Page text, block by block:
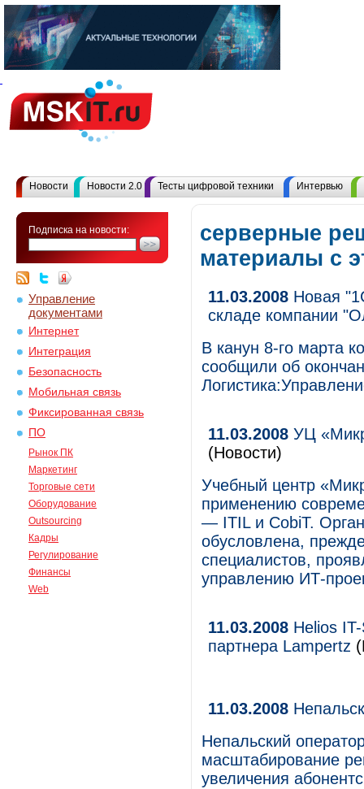
Новости Новости 2.0 Тесты цифровой техники Интервью
Подписка на новости:
Управление
документами
Интернет
Интеграция
Безопасность
Мобильная связь
Фиксированная связь
ПО
Рынок ПК
Маркетинг
Торговые сети
Оборудование
Outsourcing
Кадры
Регулирование
Финансы
Web
серверные
материалы с
11.03.2008 Новая
складе компании
В канун 8-го марта
сообщили об
11.03.2008 УЦ
(Новости)
Учебный центр
применению
— ITIL и CobiT.
обусловлена,
специалистов,
управлению ИТ-
11.03.2008 Helios
партнера Lampertz
11.03.2008
Непальский
масштабирование
увеличения